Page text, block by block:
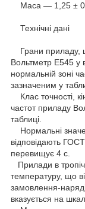
Маса — 1,25 ±
Технічні дані
Грани приладу,
Вольтметр Е545 у
нормальній зоні
зазначеним у
Клас точності,
частот приладу
таблиці.
Нормальні
відповідають
перевищує 4 с.
Прилади в
температуру, що
замовлення-
вказується на